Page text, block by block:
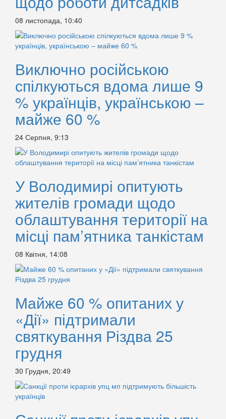
08 листопада, 10:40
Виключно російською
спілкуються вдома лише 9
% українців, українською –
майже 60 %
24 Серпня, 9:13
У Володимирі опитують
жителів громади щодо
облаштування території на
місці пам’ятника танкістам
08 Квітня, 14:08
Майже 60 % опитаних у
«Дії» підтримали
святкування Різдва 25
грудня
30 Грудня, 20:49